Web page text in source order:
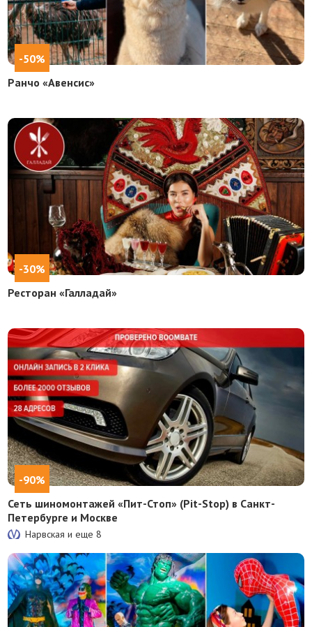
-50%
Ранчо «Авенсис»
-30%
Ресторан «Галладай»
-90%
Сеть шиномонтажей «Пит-Стоп» (Pit-Stop) в Санкт-
Петербурге и Москве
Нарвская и еще8